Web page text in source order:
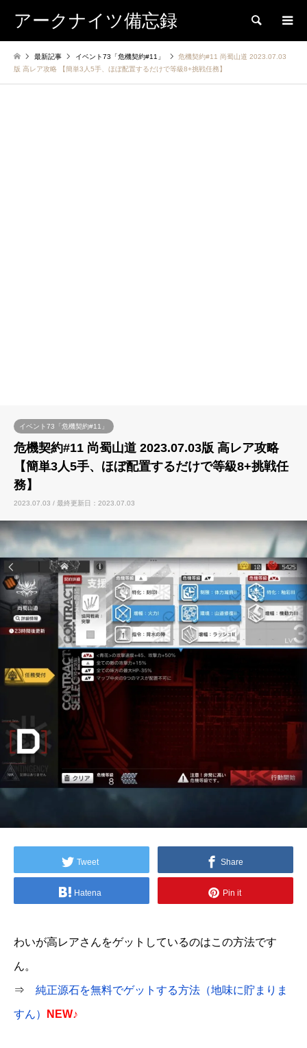
アークナイツ備忘録 検索
最新記事 イベント73「危機契約#11」
危機契約#11 尚蜀山道 2023.07.03
版 高レア攻略 【簡単3人5手、ほぼ配置するだけで等級8+挑戦任務】
イベント73「危機契約#11」
危機契約#11 尚蜀山道 2023.07.03版 高レア攻略
【簡単3人5手、ほぼ配置するだけで等級8+挑戦任
務】
2023.07.03 / 最終更新日：2023.07.03
Tweet Share
Hatena Pin it
わいが高レアさんをゲットしているのはこの方法です
ん。
⇒ 純正源石を無料でゲットする方法（地味に貯まりま
すん） NEW♪